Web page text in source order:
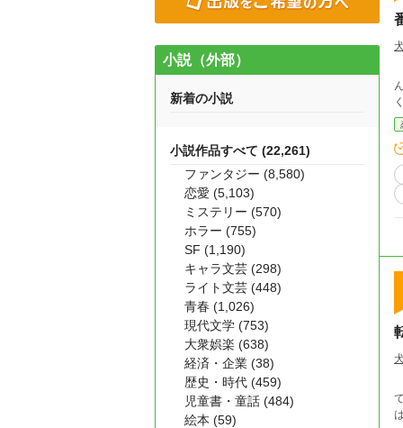
小説（外部）
新着の小説
小説作品すべて (22,261)
ファンタジー (8,580)
恋愛 (5,103)
ミステリー (570)
ホラー (755)
SF (1,190)
キャラ文芸 (298)
ライト文芸 (448)
青春 (1,026)
現代文学 (753)
大衆娯楽 (638)
経済・企業 (38)
歴史・時代 (459)
児童書・童話 (484)
絵本 (59)